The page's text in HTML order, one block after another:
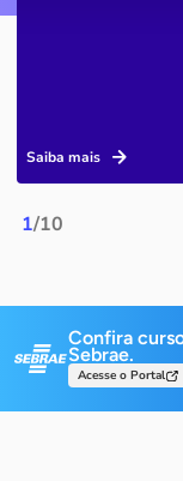
1/10
Saiba mais
Confira
Sebrae.
Acesse o Portal